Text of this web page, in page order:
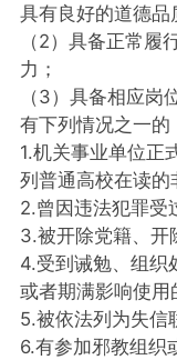
具有良好的道德品
（2）具备正常履
力；
（3）具备相应岗
有下列情况之一的
1.机关事业单位正
列普通高校在读的
2.曾因违法犯罪受
3.被开除党籍、开
4.受到诫勉、组织
或者期满影响使用
5.被依法列为失信
6.有参加邪教组织